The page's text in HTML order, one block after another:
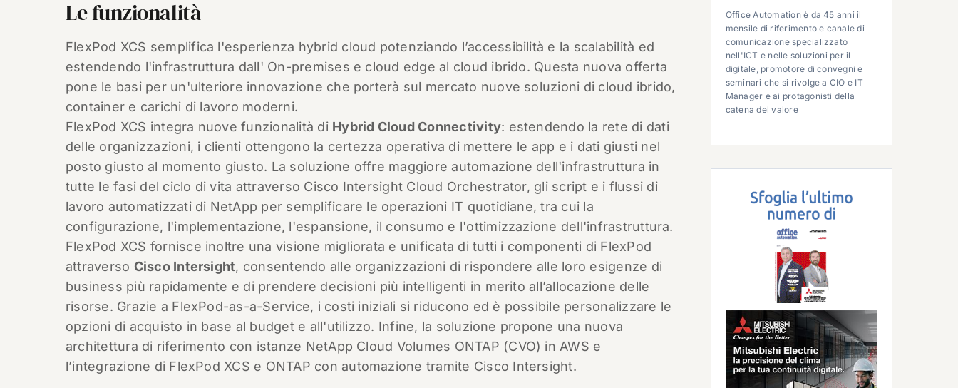
Le funzionalità
FlexPod XCS semplifica l'esperienza hybrid cloud potenziando l’accessibilità e la scalabilità ed
estendendo l'infrastruttura dall' On-premises e cloud edge al cloud ibrido. Questa nuova offerta
pone le basi per un'ulteriore innovazione che porterà sul mercato nuove soluzioni di cloud ibrido,
container e carichi di lavoro moderni.
FlexPod XCS integra nuove funzionalità di Hybrid Cloud Connectivity: estendendo la rete di dati
delle organizzazioni, i clienti ottengono la certezza operativa di mettere le app e i dati giusti nel
posto giusto al momento giusto. La soluzione offre maggiore automazione dell'infrastruttura in
tutte le fasi del ciclo di vita attraverso Cisco Intersight Cloud Orchestrator, gli script e i flussi di
lavoro automatizzati di NetApp per semplificare le operazioni IT quotidiane, tra cui la
configurazione, l'implementazione, l'espansione, il consumo e l'ottimizzazione dell'infrastruttura.
FlexPod XCS fornisce inoltre una visione migliorata e unificata di tutti i componenti di FlexPod
attraverso Cisco Intersight, consentendo alle organizzazioni di rispondere alle loro esigenze di
business più rapidamente e di prendere decisioni più intelligenti in merito all’allocazione delle
risorse. Grazie a FlexPod-as-a-Service, i costi iniziali si riducono ed è possibile personalizzare le
opzioni di acquisto in base al budget e all'utilizzo. Infine, la soluzione propone una nuova
architettura di riferimento con istanze NetApp Cloud Volumes ONTAP (CVO) in AWS e
l’integrazione di FlexPod XCS e ONTAP con automazione tramite Cisco Intersight.
Office Automation è da 45 anni il
mensile di riferimento e canale di
comunicazione specializzato
nell'ICT e nelle soluzioni per il
digitale, promotore di convegni e
seminari che si rivolge a CIO e IT
Manager e ai protagonisti della
catena del valore